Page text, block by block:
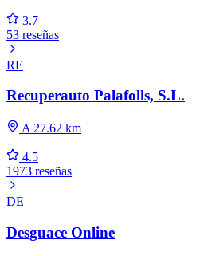
3.7
53 reseñas
RE
Recuperauto Palafolls, S.L.
A 27.62 km
4.5
1973 reseñas
DE
Desguace Online